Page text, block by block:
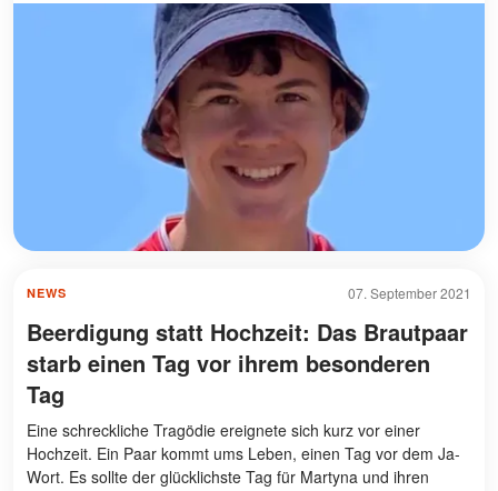
07. September 2021
NEWS
Beerdigung statt Hochzeit: Das Brautpaar
starb einen Tag vor ihrem besonderen
Tag
Eine schreckliche Tragödie ereignete sich kurz vor einer
Hochzeit. Ein Paar kommt ums Leben, einen Tag vor dem Ja-
Wort. Es sollte der glücklichste Tag für Martyna und ihren